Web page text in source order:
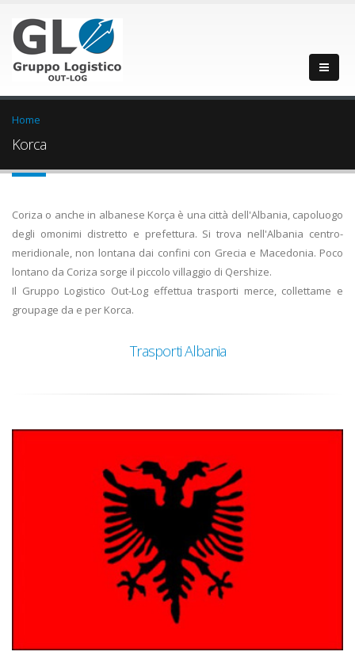
Home
Korca
Coriza o anche in albanese Korça è una città dell'Albania, capoluogo
degli omonimi distretto e prefettura. Si trova nell'Albania centro-
meridionale, non lontana dai confini con Grecia e Macedonia. Poco
lontano da Coriza sorge il piccolo villaggio di Qershize.
Il Gruppo Logistico Out-Log effettua trasporti merce, collettame e
groupage da e per Korca.
Trasporti Albania